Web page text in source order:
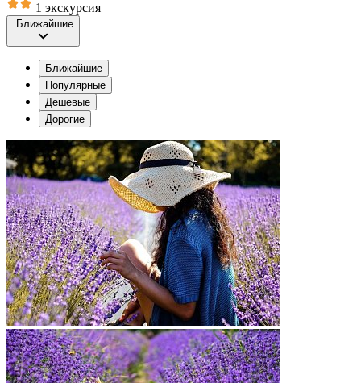
1 экскурсия
Ближайшие
Ближайшие
Популярные
Дешевые
Дорогие